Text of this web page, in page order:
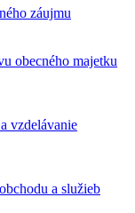
záujmu
obecného majetku
vzdelávanie
a služieb